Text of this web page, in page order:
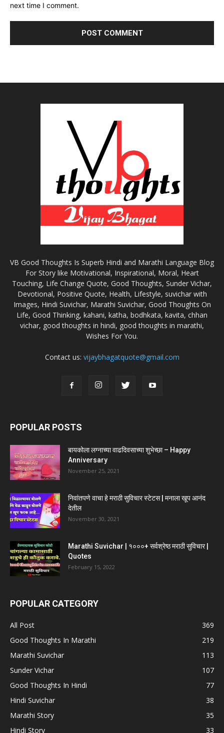
next time I comment.
VB Good Thoughts Is Superb Hindi and Marathi Language Blog
For Story like Motivational, Inspirational, Moral, Heart
Touching, Life Change Quote, Good Thoughts, Sunder Vichar,
Devotional, Positive Quote, Health, Lifestyle, suvichar with
Images, Hindi Suvichar, Marathi Suvichar, Good Thoughts On
Life, Good Thinking, kahani, katha, bodhkata, kavita, chhan
vichar, good thoughts in hindi, good thoughts in marathi,
Wishes For You.
Contact us: vijaybhagatquote@gmail.com
POPULAR POSTS
बायकोला लग्नाच्या वाढदिवसाच्या शुभेच्छा – Happy
Anniversary
November 25, 2021
निवांतपणे वाचा हे मराठी सुविचार स्टेटस | मनाला खूप आनंद
देतील
November 30, 2021
Marathi Suvichar | १०००+ सर्वश्रेष्ठ मराठी सुविचार |
Quotes
February 15, 2022
POPULAR CATEGORY
All Post
369
Good Thoughts In Marathi
219
Marathi Suvichar
113
Sunder Vichar
107
Good Thoughts In Hindi
77
Hindi Suvichar
38
Marathi Story
35
Hindi Story
33